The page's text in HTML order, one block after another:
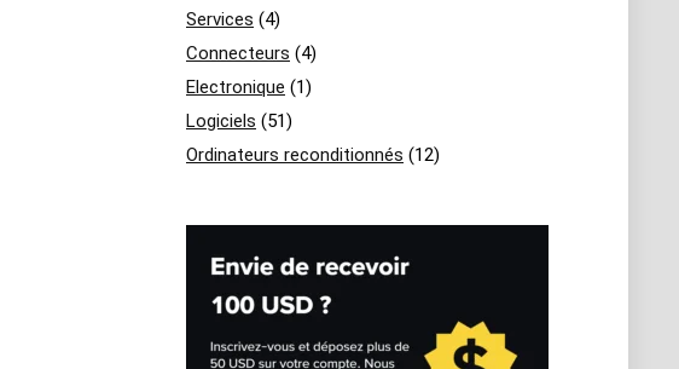
Services (4)
Connecteurs (4)
Electronique (1)
Logiciels (51)
Ordinateurs reconditionnés (12)